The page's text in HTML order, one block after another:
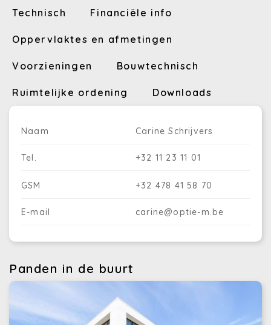
Technisch Financiële info
Oppervlaktes en afmetingen
Voorzieningen Bouwtechnisch
Ruimtelijke ordening Downloads
Naam Carine Schrijvers
Tel. +32 11 23 11 01
GSM +32 478 41 58 70
E-mail carine@optie-m.be
Panden in de buurt